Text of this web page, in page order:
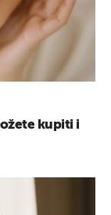
kupiti i